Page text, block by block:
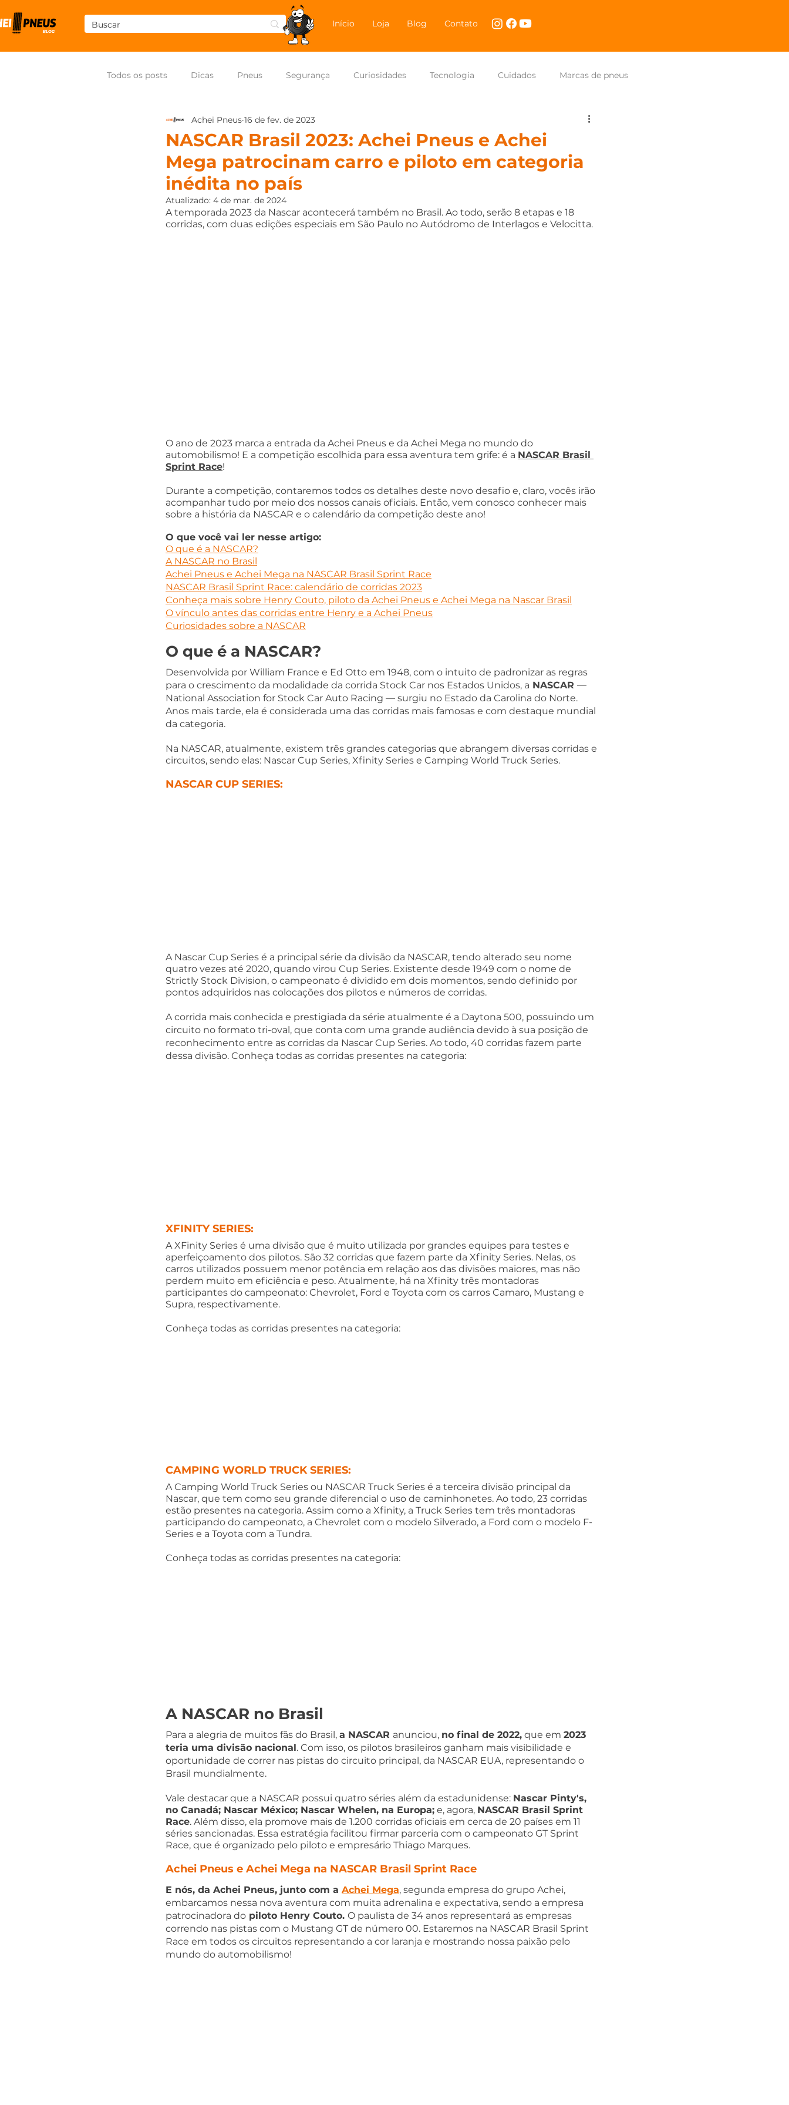
Início Loja Blog Contato
Todos os posts Dicas Pneus Segurança Curiosidades Tecnologia Cuidados Marcas de pneus
Pneus para moto NASCAR Brasil
NASCAR Brasil 2023: Achei Pneus e Achei
Mega patrocinam carro e piloto em categoria
inédita no país
Achei Pneus 16 de fev. de 2023
Atualizado: 4 de mar. de 2024
A temporada 2023 da Nascar acontecerá também no Brasil. Ao todo, serão 8 etapas e 18
corridas, com duas edições especiais em São Paulo no Autódromo de Interlagos e Velocitta.
O ano de 2023 marca a entrada da Achei Pneus e da Achei Mega no mundo do
automobilismo! E a competição escolhida para essa aventura tem grife: é a NASCAR Brasil
Sprint Race!
Durante a competição, contaremos todos os detalhes deste novo desafio e, claro, vocês irão
acompanhar tudo por meio dos nossos canais oficiais. Então, vem conosco conhecer mais
sobre a história da NASCAR e o calendário da competição deste ano!
O que você vai ler nesse artigo:
O que é a NASCAR?
A NASCAR no Brasil
Achei Pneus e Achei Mega na NASCAR Brasil Sprint Race
NASCAR Brasil Sprint Race: calendário de corridas 2023
Conheça mais sobre Henry Couto, piloto da Achei Pneus e Achei Mega na Nascar Brasil
O vínculo antes das corridas entre Henry e a Achei Pneus
Curiosidades sobre a NASCAR
O que é a NASCAR?
Desenvolvida por William France e Ed Otto em 1948, com o intuito de padronizar as regras
para o crescimento da modalidade da corrida Stock Car nos Estados Unidos, a NASCAR —
National Association for Stock Car Auto Racing — surgiu no Estado da Carolina do Norte.
Anos mais tarde, ela é considerada uma das corridas mais famosas e com destaque mundial
da categoria.
Na NASCAR, atualmente, existem três grandes categorias que abrangem diversas corridas e
circuitos, sendo elas: Nascar Cup Series, Xfinity Series e Camping World Truck Series.
NASCAR CUP SERIES:
A Nascar Cup Series é a principal série da divisão da NASCAR, tendo alterado seu nome
quatro vezes até 2020, quando virou Cup Series. Existente desde 1949 com o nome de
Strictly Stock Division, o campeonato é dividido em dois momentos, sendo definido por
pontos adquiridos nas colocações dos pilotos e números de corridas.
A corrida mais conhecida e prestigiada da série atualmente é a Daytona 500, possuindo um
circuito no formato tri-oval, que conta com uma grande audiência devido à sua posição de
reconhecimento entre as corridas da Nascar Cup Series. Ao todo, 40 corridas fazem parte
dessa divisão. Conheça todas as corridas presentes na categoria:
XFINITY SERIES:
A XFinity Series é uma divisão que é muito utilizada por grandes equipes para testes e
aperfeiçoamento dos pilotos. São 32 corridas que fazem parte da Xfinity Series. Nelas, os
carros utilizados possuem menor potência em relação aos das divisões maiores, mas não
perdem muito em eficiência e peso. Atualmente, há na Xfinity três montadoras
participantes do campeonato: Chevrolet, Ford e Toyota com os carros Camaro, Mustang e
Supra, respectivamente.
Conheça todas as corridas presentes na categoria:
CAMPING WORLD TRUCK SERIES:
A Camping World Truck Series ou NASCAR Truck Series é a terceira divisão principal da
Nascar, que tem como seu grande diferencial o uso de caminhonetes. Ao todo, 23 corridas
estão presentes na categoria. Assim como a Xfinity, a Truck Series tem três montadoras
participando do campeonato, a Chevrolet com o modelo Silverado, a Ford com o modelo F-
Series e a Toyota com a Tundra.
Conheça todas as corridas presentes na categoria:
A NASCAR no Brasil
Para a alegria de muitos fãs do Brasil, a NASCAR anunciou, no final de 2022, que em 2023
teria uma divisão nacional. Com isso, os pilotos brasileiros ganham mais visibilidade e
oportunidade de correr nas pistas do circuito principal, da NASCAR EUA, representando o
Brasil mundialmente.
Vale destacar que a NASCAR possui quatro séries além da estadunidense: Nascar Pinty's,
no Canadá; Nascar México; Nascar Whelen, na Europa; e, agora, NASCAR Brasil Sprint
Race. Além disso, ela promove mais de 1.200 corridas oficiais em cerca de 20 países em 11
séries sancionadas. Essa estratégia facilitou firmar parceria com o campeonato GT Sprint
Race, que é organizado pelo piloto e empresário Thiago Marques.
Achei Pneus e Achei Mega na NASCAR Brasil Sprint Race
E nós, da Achei Pneus, junto com a Achei Mega, segunda empresa do grupo Achei,
embarcamos nessa nova aventura com muita adrenalina e expectativa, sendo a empresa
patrocinadora do piloto Henry Couto. O paulista de 34 anos representará as empresas
correndo nas pistas com o Mustang GT de número 00. Estaremos na NASCAR Brasil Sprint
Race em todos os circuitos representando a cor laranja e mostrando nossa paixão pelo
mundo do automobilismo!